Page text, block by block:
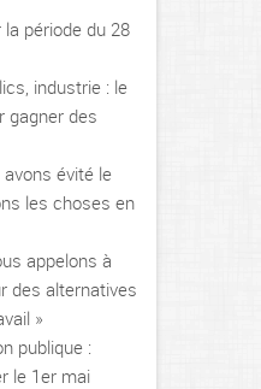
la période du 28
industrie : le
gagner des
avons évité le
les choses en
appelons à
des alternatives
»
publique :
le 1er mai